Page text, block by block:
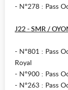
- N°278 : Pass
J22 - SMR /
- N°801 : Pass
Royal
- N°900 : Pass
- N°263 : Pass